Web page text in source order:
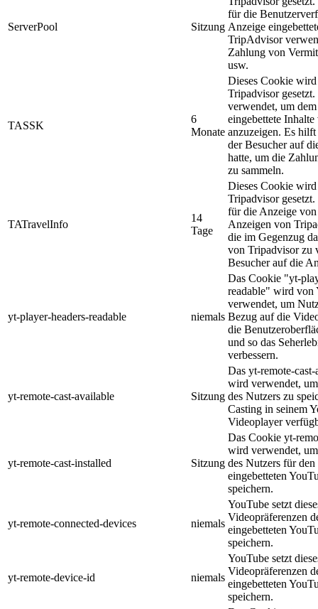
ServerPool Sitzung
für die
Anzeige
TripAdvisor
Zahlung von
usw.
TASSK
6
Monate
Dieses Cookie
Tripadvisor
verwendet, um
eingebettete
anzuzeigen. Es
der Besucher auf
hatte, um die
zu sammeln.
TATravelInfo
14
Tage
Dieses Cookie
Tripadvisor
für die Anzeige
Anzeigen von
die im Gegenzug
von Tripadvisor zu
Besucher auf die
yt-player-headers-readable niemals
Das Cookie "yt-
readable" wird von
verwendet, um
Bezug auf die
die
und so das
verbessern.
yt-remote-cast-available Sitzung
Das yt-remote-
wird verwendet,
des Nutzers zu
Casting in seinem
Videoplayer
yt-remote-cast-installed Sitzung
Das Cookie yt-
wird verwendet,
des Nutzers für
eingebetteten
speichern.
yt-remote-connected-devices niemals
YouTube setzt
Videopräferenzen
eingebetteten
speichern.
yt-remote-device-id niemals
YouTube setzt
Videopräferenzen
eingebetteten
speichern.